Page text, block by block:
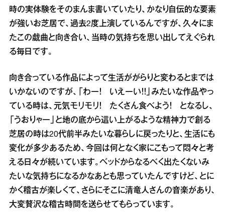
時の実体験をそのまんま書いていたり、かなり自伝的な要素
が強いお芝居で、過去2度上演しているんですが、久々にま
たこの戯曲と向き合い、当時の気持ちを思い出してえぐられ
る毎日です。
向き合っている作品によって生活ががらりと変わるとまでは
いかないのですが、「わー！ いえーい！！」みたいな作品やっ
ている時は、元気モリモリ！ たくさん食べよう！ となるし、
「うおりゃー」と地の底から這い上がるような精神力で創る
芝居の時は20代前半みたいな暮らしに戻ったりと、生活にも
変化が多少あるため、今回は何となく家にこもって悶々と考
える日々が続いています。ベッドからなるべく出たくないみ
たいな気持ちになるかなあとも思っていたんですけど、とに
かく稽古が楽しくて、さらにそこに清竜人さんの音楽があり、
大変贅沢な稽古時間を送らせてもらっています。